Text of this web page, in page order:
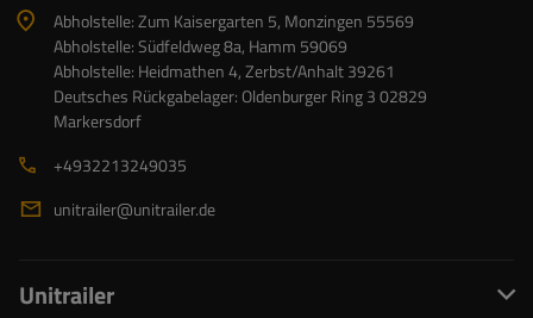
Abholstelle: Zum Kaisergarten 5, Monzingen 55569
Abholstelle: Südfeldweg 8a, Hamm 59069
Abholstelle: Heidmathen 4, Zerbst/Anhalt 39261
Deutsches Rückgabelager: Oldenburger Ring 3 02829
Markersdorf
+4932213249035
unitrailer@unitrailer.de
Unitrailer